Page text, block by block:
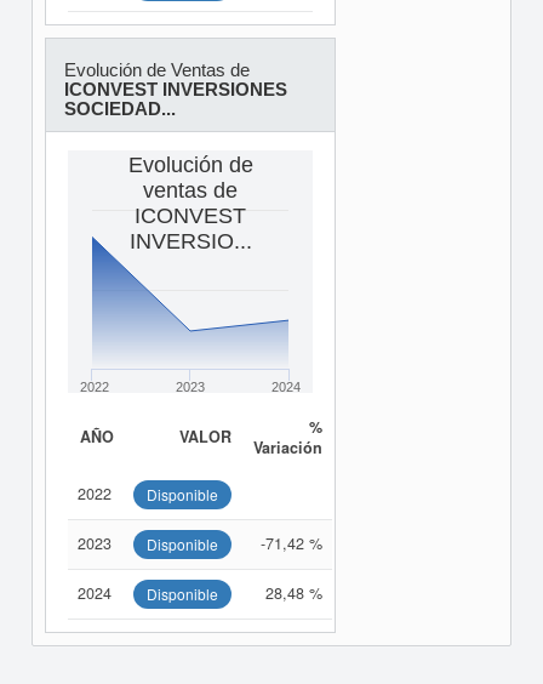
Evolución de Ventas de
ICONVEST INVERSIONES
SOCIEDAD...
Evolución de
ventas de
ICONVEST
INVERSIO...
2022 2023 2024
AÑO VALOR
%
Variación
2022 Disponible
2023 Disponible -71,42 %
2024 Disponible 28,48 %